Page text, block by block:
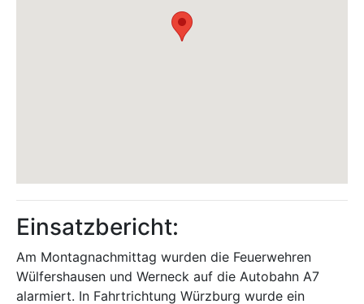
Einsatzbericht:
Am Montagnachmittag wurden die Feuerwehren
Wülfershausen und Werneck auf die Autobahn A7
alarmiert. In Fahrtrichtung Würzburg wurde ein